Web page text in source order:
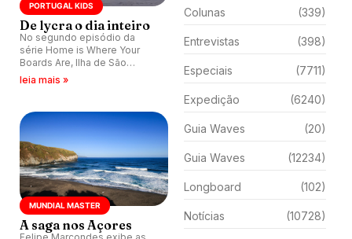
PORTUGAL KIDS
De lycra o dia inteiro
No segundo episódio da
série Home is Where Your
Boards Are, Ilha de São
Miguel, nos Açores, serviu de
competição.
leia mais »
MUNDIAL MASTER
A saga nos Açores
Colunas (339)
Entrevistas (398)
Especiais (7711)
Expedição (6240)
Guia Waves (20)
Guia Waves (12234)
Longboard (102)
Notícias (10728)